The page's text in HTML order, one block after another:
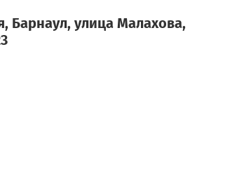
Барнаул, улица Малахова,